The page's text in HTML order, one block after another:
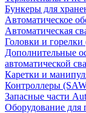
Бункеры для
Автоматическое
Автоматическая
Головки и
Дополнительные
автоматической
Каретки и
Контроллеры
Запасные части
Оборудование для